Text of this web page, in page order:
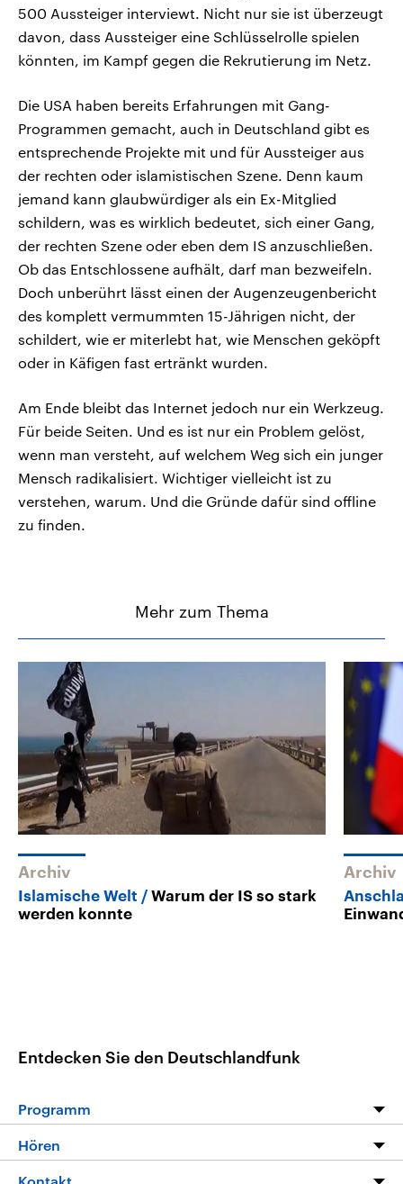
500 Aussteiger interviewt. Nicht nur sie ist überzeugt
davon, dass Aussteiger eine Schlüsselrolle spielen
könnten, im Kampf gegen die Rekrutierung im Netz.
Die USA haben bereits Erfahrungen mit Gang-
Programmen gemacht, auch in Deutschland gibt es
entsprechende Projekte mit und für Aussteiger aus
der rechten oder islamistischen Szene. Denn kaum
jemand kann glaubwürdiger als ein Ex-Mitglied
schildern, was es wirklich bedeutet, sich einer Gang,
der rechten Szene oder eben dem IS anzuschließen.
Ob das Entschlossene aufhält, darf man bezweifeln.
Doch unberührt lässt einen der Augenzeugenbericht
des komplett vermummten 15-Jährigen nicht, der
schildert, wie er miterlebt hat, wie Menschen geköpft
oder in Käfigen fast ertränkt wurden.
Am Ende bleibt das Internet jedoch nur ein Werkzeug.
Für beide Seiten. Und es ist nur ein Problem gelöst,
wenn man versteht, auf welchem Weg sich ein junger
Mensch radikalisiert. Wichtiger vielleicht ist zu
verstehen, warum. Und die Gründe dafür sind offline
zu finden.
Mehr zum Thema
Archiv
Islamische Welt
Warum der IS so stark
werden konnte
Archiv
Entdecken Sie den Deutschlandfunk
Programm
Programm
Hören
Livestream